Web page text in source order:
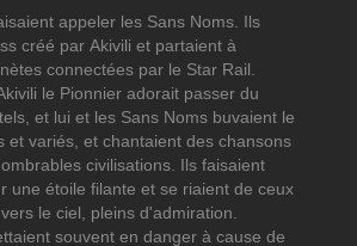
appeler les Sans Noms. Ils
créé par Akivili et partaient à
connectées par le Star Rail.
le Pionnier adorait passer du
et lui et les Sans Noms buvaient le
et variés, et chantaient des chansons
civilisations. Ils faisaient
une étoile filante et se riaient de ceux
le ciel, pleins d'admiration.
souvent en danger à cause de